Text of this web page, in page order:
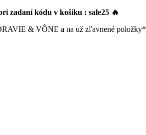
zadaní kódu v košíku : sale25 🔥
& VÔNE a na už zľavnené položky*